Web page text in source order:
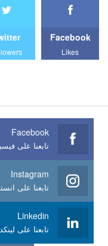
Facebook
Likes
Facebook
تابعنا على
Instagram
تابعنا على
Linkedin
تابعنا على